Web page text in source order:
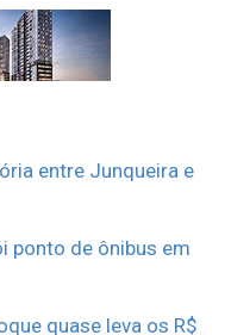
entre Junqueira e
ponto de ônibus em
quase leva os R$